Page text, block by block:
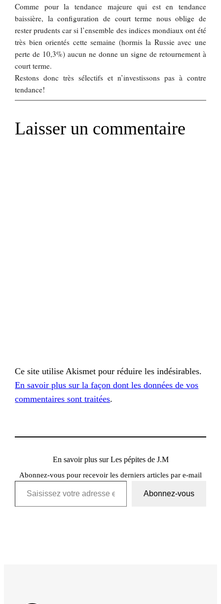
Comme pour la tendance majeure qui est en tendance
baissière, la configuration de court terme nous oblige de
rester prudents car si l’ensemble des indices mondiaux ont été
très bien orientés cette semaine (hormis la Russie avec une
perte de 10,3%) aucun ne donne un signe de retournement à
court terme.
Restons donc très sélectifs et n’investissons pas à contre
tendance!
Laisser un commentaire
Ce site utilise Akismet pour réduire les indésirables.
En savoir plus sur la façon dont les données de vos
commentaires sont traitées.
En savoir plus sur Les pépites de J.M
Abonnez-vous pour recevoir les derniers articles par e-mail
Saisissez votre adresse e-mail…
Abonnez-vous